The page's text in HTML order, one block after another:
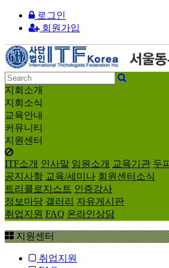
로그인
회원가입
지회소개
지회소식
교육안내
커뮤니티
지원센터
ITF소개 인사말 임원소개 교육기관 두
공지사항 교육/세미나 회원센터소식
트리콜로지스트 인증강사
정보마당 갤러리 자유게시판
취업지원 FAQ 온라인상담
지원센터
취업지원